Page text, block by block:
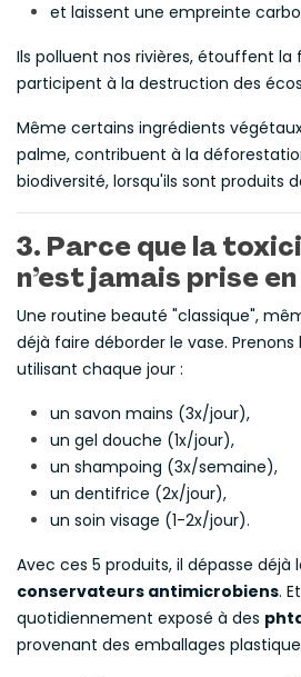
et laissent une empreinte
Ils polluent nos rivières, étouffent
participent à la destruction des
Même certains ingrédients
palme, contribuent à la
biodiversité, lorsqu'ils sont produits
3. Parce que la
n’est jamais prise
Une routine beauté "classique",
déjà faire déborder le vase. Prenons
utilisant chaque jour :
un savon mains (3x/jour),
un gel douche (1x/jour),
un shampoing (3x/semaine),
un dentifrice (2x/jour),
un soin visage (1-2x/jour).
Avec ces 5 produits, il dépasse déjà
conservateurs antimicrobiens.
quotidiennement exposé à des
provenant des emballages